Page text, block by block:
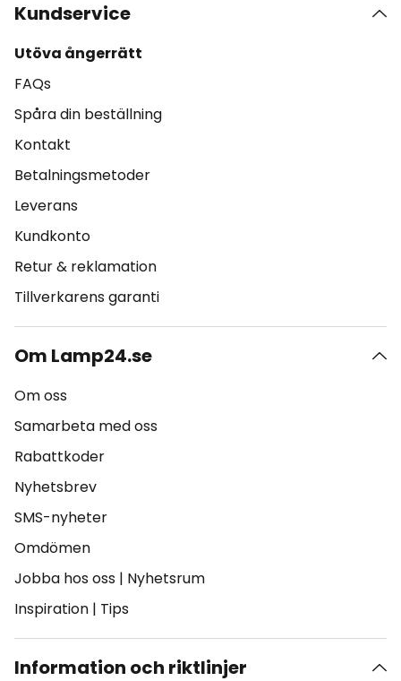
Kundservice
Utöva ångerrätt
FAQs
Spåra din beställning
Kontakt
Betalningsmetoder
Leverans
Kundkonto
Retur & reklamation
Tillverkarens garanti
Om Lamp24.se
Om oss
Samarbeta med oss
Rabattkoder
Nyhetsbrev
SMS-nyheter
Omdömen
Jobba hos oss | Nyhetsrum
Inspiration | Tips
Information och riktlinjer